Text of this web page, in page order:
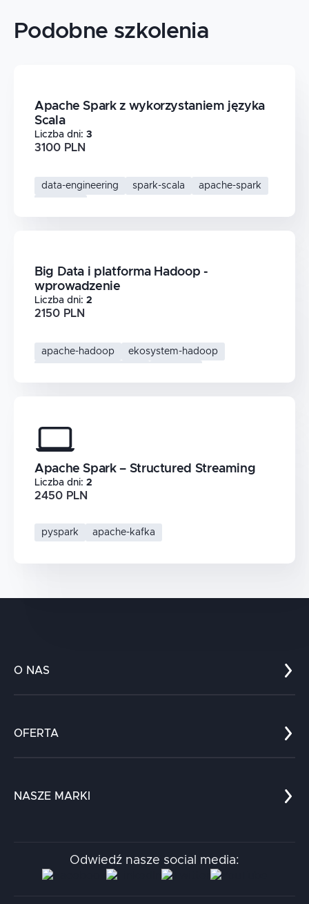
Podobne szkolenia
Apache Spark z wykorzystaniem języka
Scala
Liczba dni: 3
3100 PLN
data-engineering spark-scala
apache-spark
Big Data i platforma Hadoop -
wprowadzenie
Liczba dni: 2
2150 PLN
apache-hadoop
ekosystem-hadoop
Apache Spark – Structured Streaming
Liczba dni: 2
2450 PLN
pyspark apache-kafka
O NAS
Kariera
Kontakt
OFERTA
Chatboty
NASZE MARKI
Aidapta
AI & NLP Day
Odwiedź nasze social media: